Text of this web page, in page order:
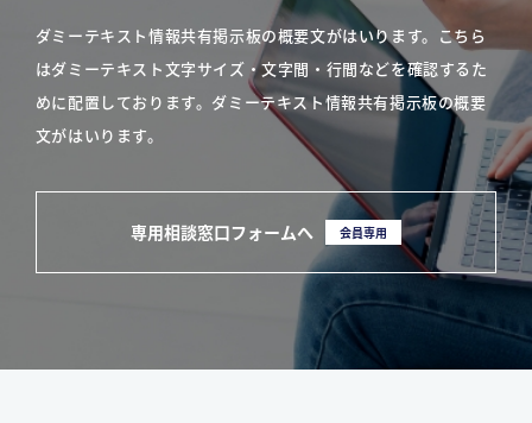
ダミーテキスト情報共有掲示板の概要文がはいります。こちら
はダミーテキスト文字サイズ・文字間・行間などを確認するた
めに配置しております。ダミーテキスト情報共有掲示板の概要
文がはいります。
専用相談窓口フォームへ 会員専用